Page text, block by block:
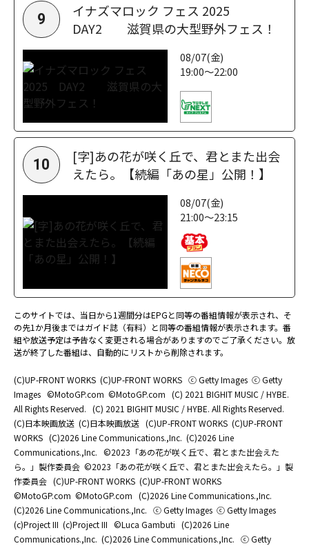
9
イナズマロック フェス 2025
DAY2 滋賀県の大型野外フェス！
08/07(金)
19:00～22:00
10
[字]あの花が咲く丘で、君とまた出会
えたら。【続編「あの星」公開！】
08/07(金)
21:00～23:15
このサイトでは、当日から1週間分はEPGと同等の番組情報が表示され、そ
の先1か月後まではガイド誌（有料）と同等の番組情報が表示されます。番
組や放送予定は予告なく変更される場合がありますのでご了承ください。放
送が終了した番組は、自動的にリストから削除されます。
(C)UP-FRONT WORKS (C)UP-FRONT WORKS ⓒ Getty Images ⓒ Getty
Images ©MotoGP.com ©MotoGP.com (C) 2021 BIGHIT MUSIC / HYBE.
All Rights Reserved. (C) 2021 BIGHIT MUSIC / HYBE. All Rights Reserved.
(C)日本映画放送 (C)日本映画放送 (C)UP-FRONT WORKS (C)UP-FRONT
WORKS (C)2026 Line Communications.,Inc. (C)2026 Line
Communications.,Inc. ©2023「あの花が咲く丘で、君とまた出会えた
ら。」製作委員会 ©2023「あの花が咲く丘で、君とまた出会えたら。」製
作委員会 (C)UP-FRONT WORKS (C)UP-FRONT WORKS
©MotoGP.com ©MotoGP.com (C)2026 Line Communications.,Inc.
(C)2026 Line Communications.,Inc. ⓒ Getty Images ⓒ Getty Images
(c)Project III (c)Project III ©Luca Gambuti (C)2026 Line
Communications.,Inc. (C)2026 Line Communications.,Inc. ⓒ Getty